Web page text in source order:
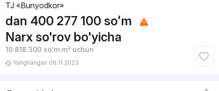
TJ «Bunyodkor»
dan 400 277 100 soʻm
Narx so'rov bo'yicha
10 818 300 soʻmm² uchun
Yangilangan 06.11.2023